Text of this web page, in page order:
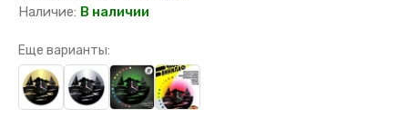
Наличие: В наличии
Еще варианты: